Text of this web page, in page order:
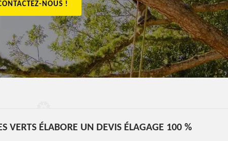
NOUS !
VERTS ÉLABORE UN DEVIS ÉLAGAGE 100 %